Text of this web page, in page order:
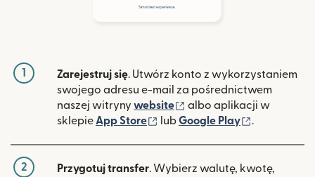
1 Zarejestruj się. Utwórz konto z wykorzystaniem
swojego adresu e-mail za pośrednictwem
naszej witryny website (otwiera się w nowym
albo aplikacji w
sklepie App Store (otwiera się w nowym oknie)
lubGoogle Play .
2 Przygotuj transfer. Wybierz walutę, kwotę,